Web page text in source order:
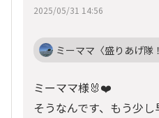
2025/05/31 14:56
ミーママ〈盛りあげ隊
ミーママ様🐰❤️
そうなんです、もう少